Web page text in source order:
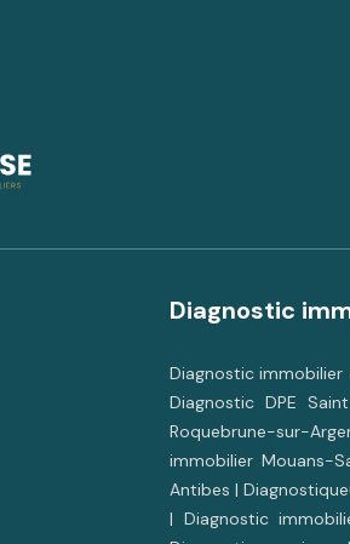
Diagnostic
Diagnostic immobilier
Diagnostic DPE
Roquebrune-sur-
immobilier Mouans-
Antibes |
| Diagnostic